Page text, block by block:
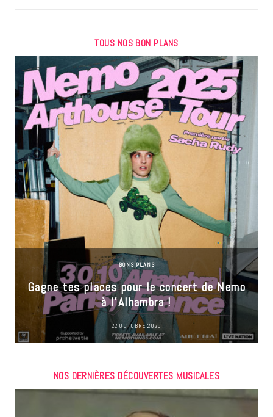
TOUS NOS BON PLANS
BONS PLANS
Gagne tes places pour le concert de Nemo
à l’Alhambra !
22 OCTOBRE 2025
NOS DERNIÈRES DÉCOUVERTES MUSICALES